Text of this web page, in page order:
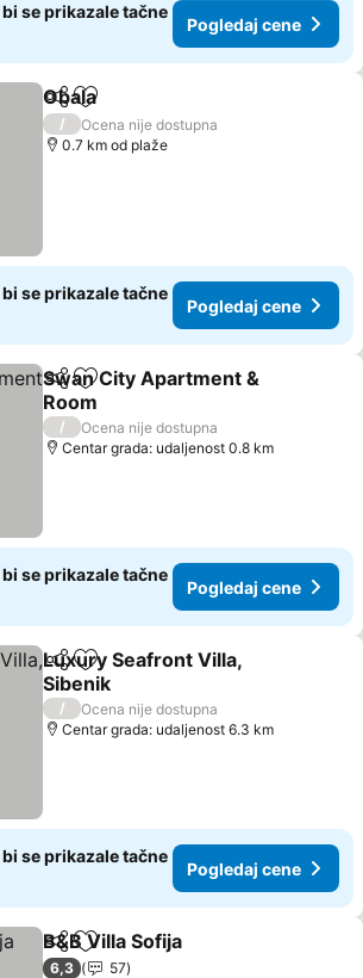
se prikazale tačne
Pogledaj cene
Deli Dodati u favorite
Obala
/
Ocena nije dostupna
0.7 km od plaže
se prikazale tačne
Pogledaj cene
Deli Dodati u favorite
Swan City Apartment &
Room
Pogledaj cene
/
Ocena nije dostupna
Centar grada: udaljenost 0.8 km
se prikazale tačne
Pogledaj cene
Deli Dodati u favorite
Luxury Seafront Villa,
Sibenik
Pogledaj cene
/
Ocena nije dostupna
Centar grada: udaljenost 6.3 km
se prikazale tačne
Pogledaj cene
Deli Dodati u favorite
B&B Villa Sofija
6,3
57